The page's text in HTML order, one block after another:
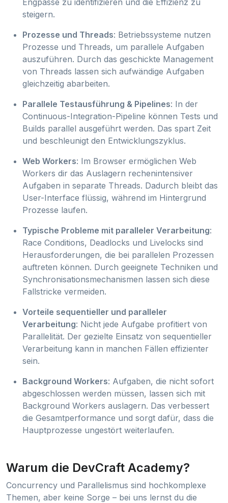
steigern.
Prozesse und Threads: Betriebssysteme nutzen
Prozesse und Threads, um parallele Aufgaben
auszuführen. Durch das geschickte Management
von Threads lassen sich aufwändige Aufgaben
gleichzeitig abarbeiten.
Parallele Testausführung & Pipelines: In der
Continuous-Integration-Pipeline können Tests und
Builds parallel ausgeführt werden. Das spart Zeit
und beschleunigt den Entwicklungszyklus.
Web Workers: Im Browser ermöglichen Web
Workers dir das Auslagern rechenintensiver
Aufgaben in separate Threads. Dadurch bleibt das
User-Interface flüssig, während im Hintergrund
Prozesse laufen.
Typische Probleme mit paralleler Verarbeitung:
Race Conditions, Deadlocks und Livelocks sind
Herausforderungen, die bei parallelen Prozessen
auftreten können. Durch geeignete Techniken und
Synchronisationsmechanismen lassen sich diese
Fallstricke vermeiden.
Vorteile sequentieller und paralleler
Verarbeitung: Nicht jede Aufgabe profitiert von
Parallelität. Der gezielte Einsatz von sequentieller
Verarbeitung kann in manchen Fällen effizienter
sein.
Background Workers: Aufgaben, die nicht sofort
abgeschlossen werden müssen, lassen sich mit
Background Workers auslagern. Das verbessert
die Gesamtperformance und sorgt dafür, dass die
Hauptprozesse ungestört weiterlaufen.
Warum die DevCraft Academy?
Concurrency und Parallelismus sind hochkomplexe
Themen, aber keine Sorge – bei uns lernst du die